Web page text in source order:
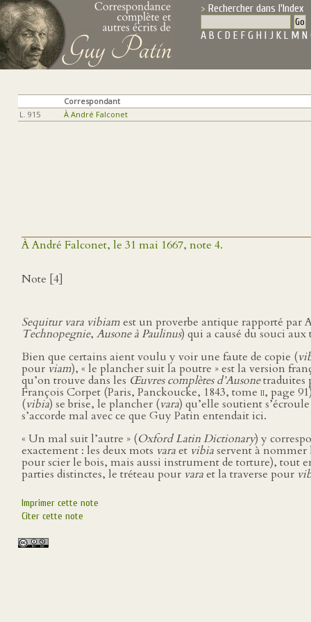
Rechercher dans l'Index
A B C D E F G H I J K L M N